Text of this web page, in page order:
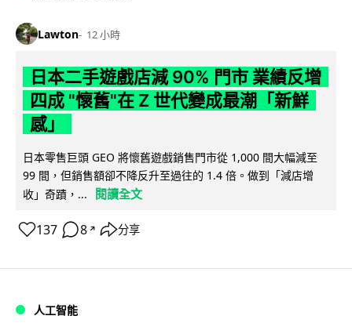
Lawton 12 小時
日本二手遊戲店減 90% 門市 業績反增
四成 "懷舊"在 Z 世代變成最潮「新鮮
感」
日本零售巨頭 GEO 將懷舊遊戲銷售門市從 1,000 間大幅減至
99 間，但銷售額卻不降反升至過往的 1.4 倍。做到「減店增
收」奇蹟，...
閱讀全文
137 8 ↗ 分享
人工智能